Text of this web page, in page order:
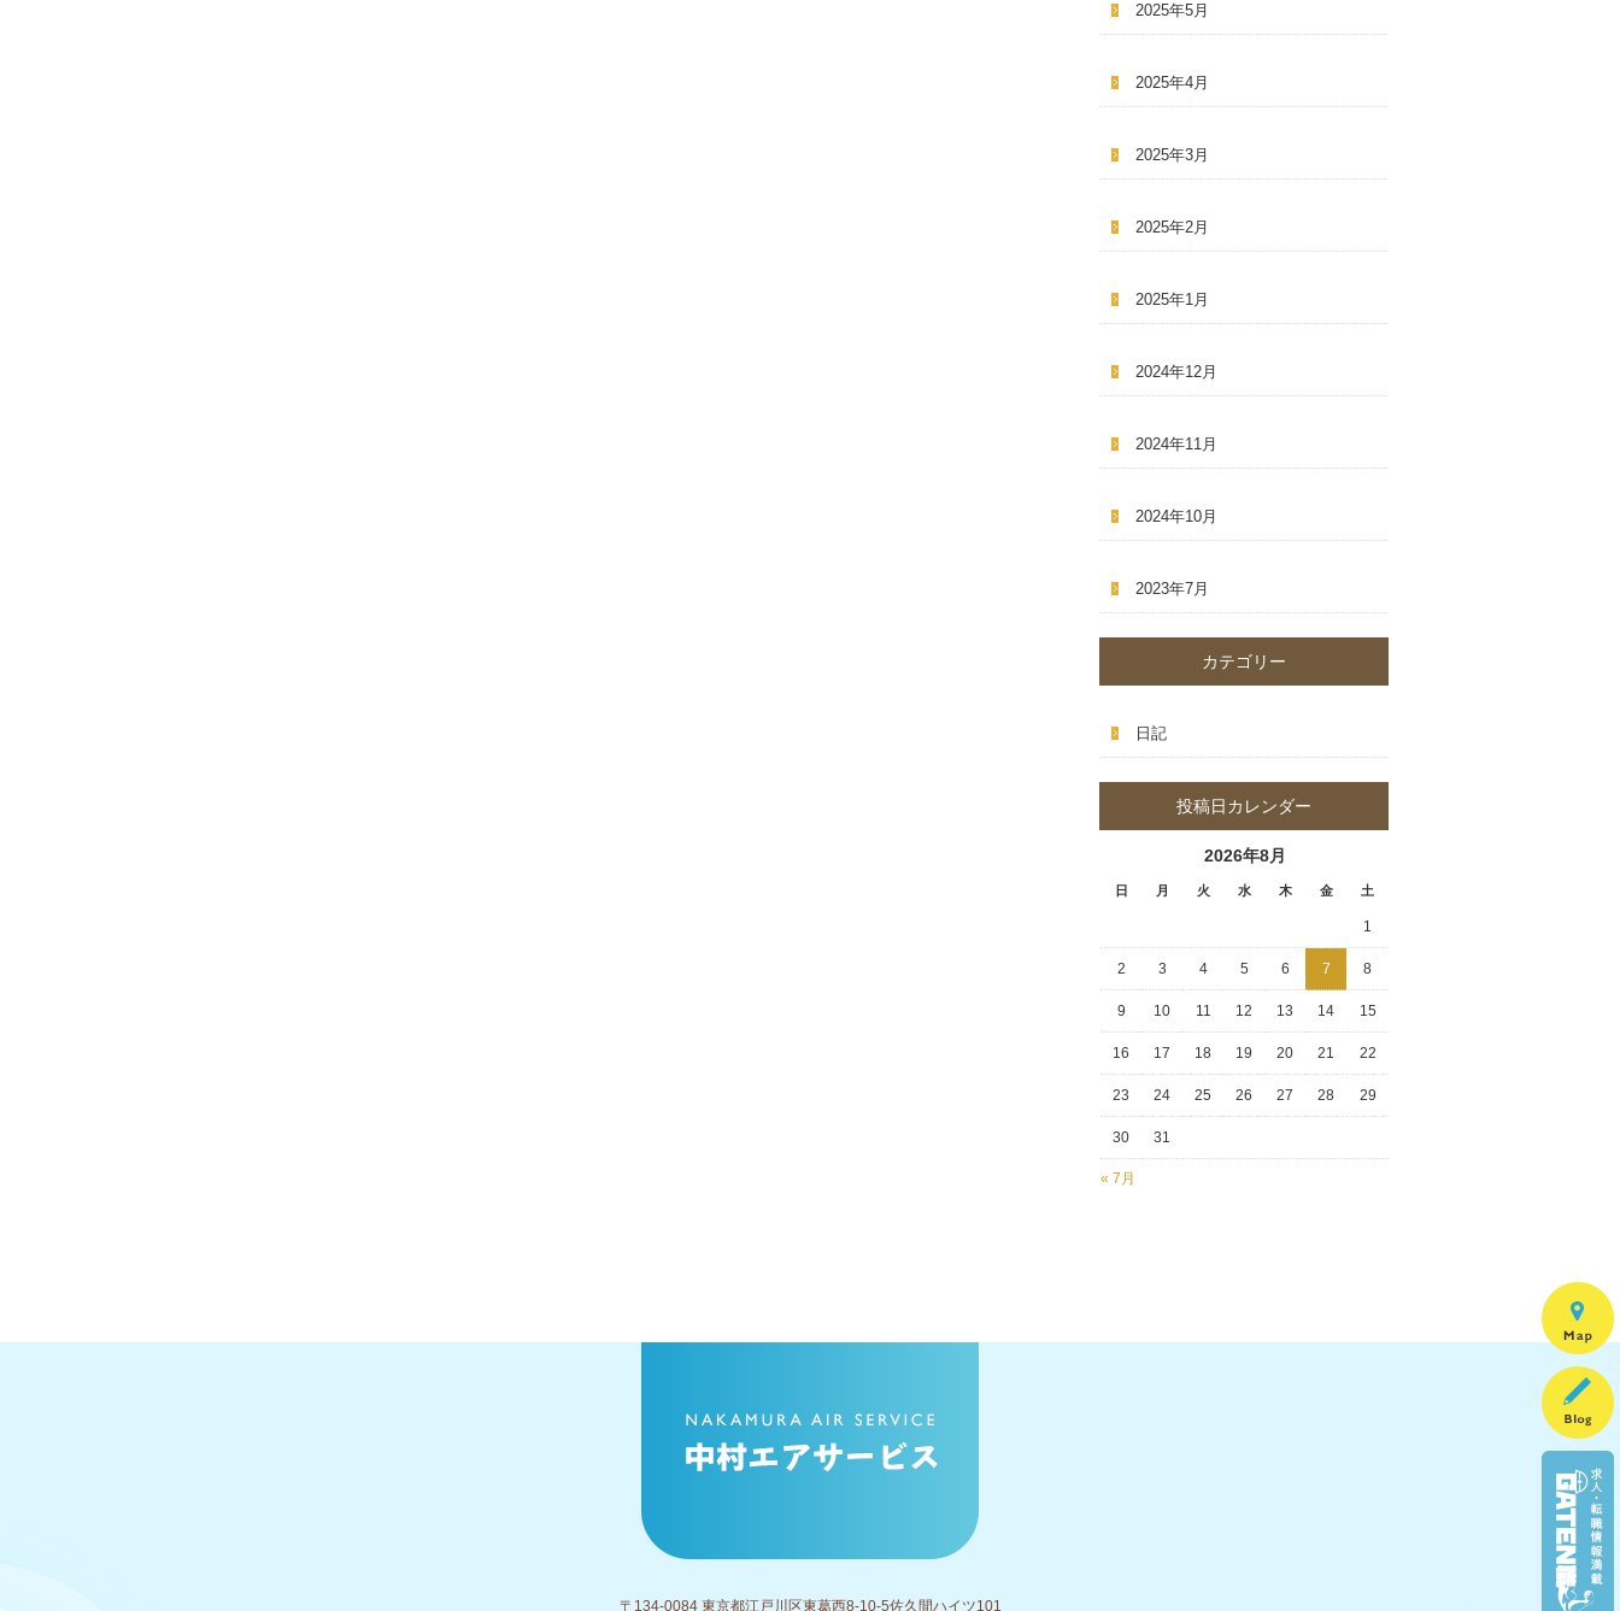
2025年5月
2025年4月
2025年3月
2025年2月
2025年1月
2024年12月
2024年11月
2024年10月
2023年7月
カテゴリー
日記
投稿日カレンダー
2026年8月
日 月 火 水 木 金 土
« 7月
1
2 3 4 5 6 7 8
9 10 11 12 13 14 15
16 17 18 19 20 21 22
23 24 25 26 27 28 29
30 31
〒134-0084 東京都江戸川区東葛西8-10-5佐久間ハイツ101